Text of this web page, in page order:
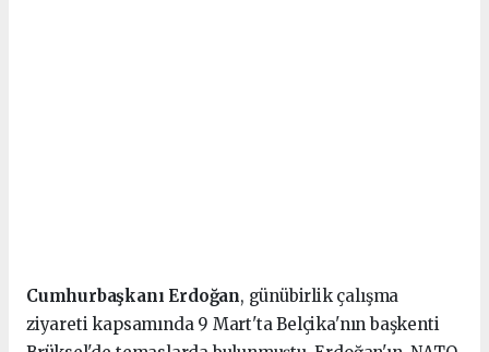
Cumhurbaşkanı Erdoğan, günübirlik çalışma
ziyareti kapsamında 9 Mart'ta Belçika'nın başkenti